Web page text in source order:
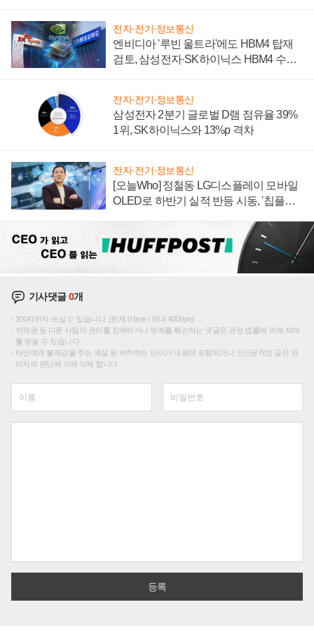
전자·전기·정보통신
엔비디아 '루빈 울트라'에도 HBM4 탑재
검토, 삼성전자·SK하이닉스 HBM4 수율
전자·전기·정보통신
삼성전자 2분기 글로벌 D램 점유율 39%
1위, SK하이닉스와 13%p 격차
전자·전기·정보통신
[오늘Who] 정철동 LG디스플레이 모바일
OLED로 하반기 실적 반등 시동, '칩플레
기사댓글0개
200자까지 쓰실 수 있습니다. (현재 0 byte / 최대 400byte)
저작권 등 다른 사람의 권리를 침해하거나 명예를 훼손하는 댓글은 관련 법률에 의해 제재
를 받을 수 있습니다.
타인에게 불쾌감을 주는 욕설 등 비하하는 단어가 내용에 포함되거나 인신공격성 글은 관
리자의 판단에 의해 삭제 합니다.